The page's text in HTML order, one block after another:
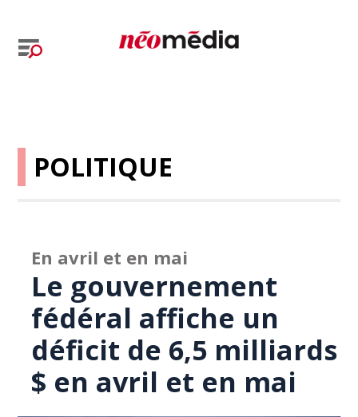
POLITIQUE
En avril et en mai
Le gouvernement
fédéral affiche un
déficit de 6,5 milliards
$ en avril et en mai